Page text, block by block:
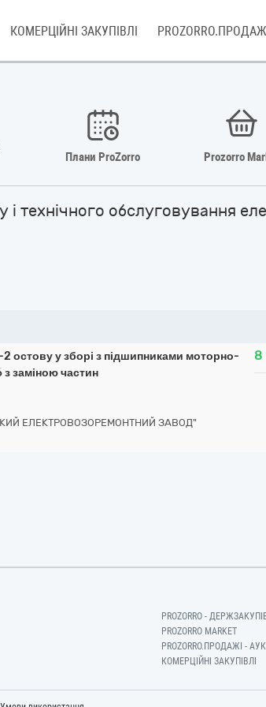
КОМЕРЦІЙНІ ЗАКУПІВЛІ
Плани ProZorro Prozorro
і технічного обслуговування
остову у зборі з підшипниками моторно-
заміною частин
ЕЛЕКТРОВОЗОРЕМОНТНИЙ ЗАВОД"
8
PROZORRO -
PROZORRO MARKET
PROZORRO.ПРОДАЖІ -
КОМЕРЦІЙНІ ЗАКУПІВЛІ